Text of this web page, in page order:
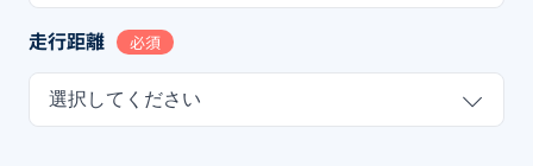
走行距離 必須
選択してください